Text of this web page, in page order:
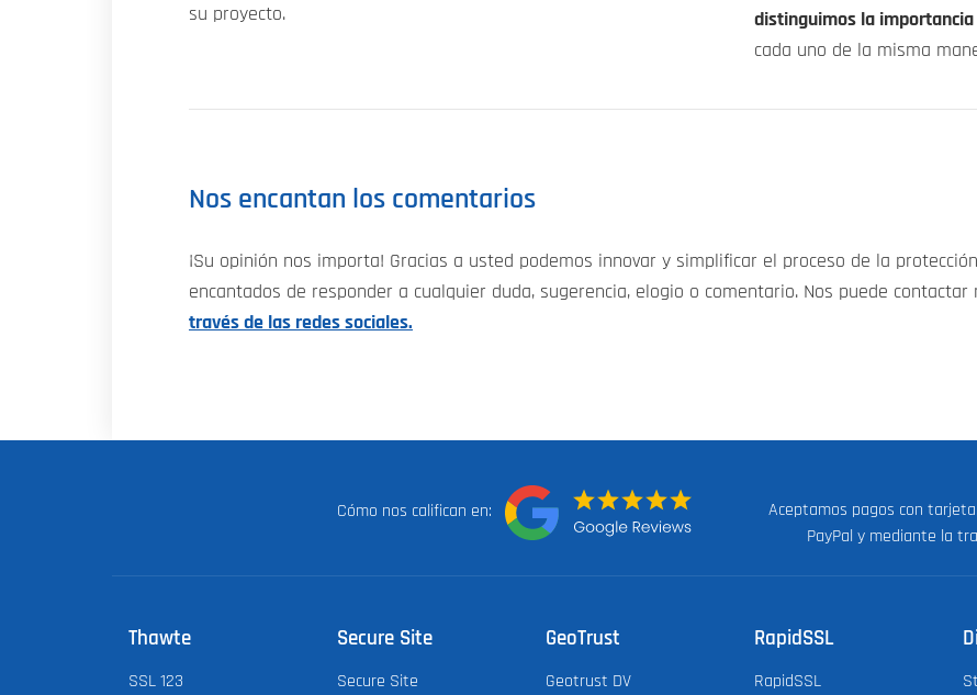
su proyecto.
distinguimos la importancia
cada uno de la misma
Nos encantan los comentarios
¡Su opinión nos importa! Gracias a usted podemos innovar y simplificar el proceso de la
encantados de responder a cualquier duda, sugerencia, elogio o comentario. Nos puede
través de las redes sociales.
Cómo nos califican en:
Aceptamos pagos con
PayPal y mediante la
Thawte
SSL 123
Secure Site
Secure Site
GeoTrust
Geotrust DV
RapidSSL
RapidSSL